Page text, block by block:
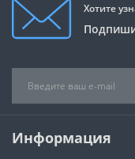
Хотите
Информация